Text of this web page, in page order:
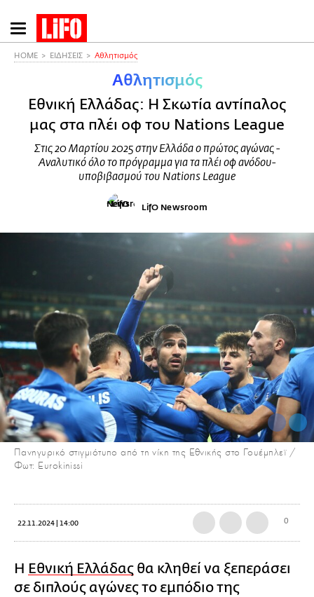
Παράκαμψη
προς
HOME ΕΙΔΗΣΕΙΣ Αθλητισμός
Αθλητισμός
Εθνική Ελλάδας: Η Σκωτία αντίπαλος
μας στα πλέι οφ του Nations League
Στις 20 Μαρτίου 2025 στην Ελλάδα ο πρώτος αγώνας -
Αναλυτικό όλο το πρόγραμμα για τα πλέι οφ ανόδου-
υποβιβασμού του Nations League
LifO Newsroom
Πανηγυρικό στιγμιότυπο από τη νίκη της Εθνικής στο Γουέμπλεϊ /
Φωτ: Eurokinissi
22.11.2024 | 14:00 0
Η Εθνική Ελλάδας θα κληθεί να ξεπεράσει
σε διπλούς αγώνες το εμπόδιο της